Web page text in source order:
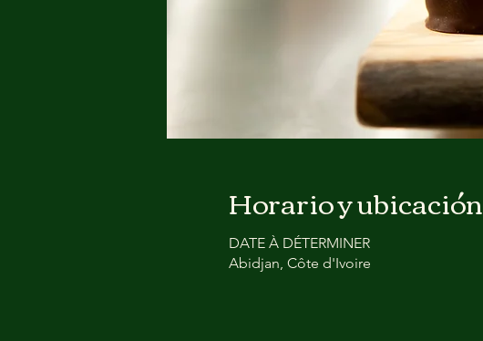
Horario y ubicación
DATE À DÉTERMINER
Abidjan, Côte d'Ivoire